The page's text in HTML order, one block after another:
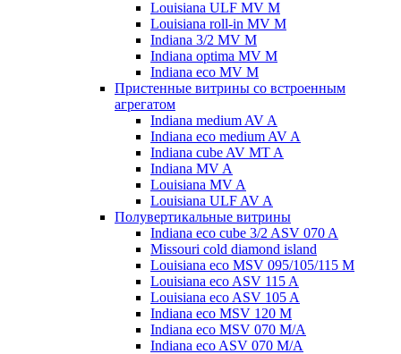
Louisiana ULF MV M
Louisiana roll-in MV M
Indiana 3/2 MV M
Indiana optima MV M
Indiana eco MV M
Пристенные витрины со встроенным
агрегатом
Indiana medium AV A
Indiana eco medium AV A
Indiana cube AV MT A
Indiana MV A
Louisiana MV A
Louisiana ULF AV A
Полувертикальные витрины
Indiana eco cube 3/2 ASV 070 A
Missouri cold diamond island
Louisiana eco MSV 095/105/115 M
Louisiana eco ASV 115 A
Louisiana eco ASV 105 A
Indiana eco MSV 120 M
Indiana eco MSV 070 M/A
Indiana eco ASV 070 M/A